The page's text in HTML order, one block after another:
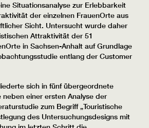
Situationsanalyse zur Erlebbarkeit
der einzelnen FrauenOrte aus
Sicht. Untersucht wurde daher
Attraktivität der 51
in Sachsen-Anhalt auf Grundlage
entlang der Customer
sich in fünf übergeordnete
einer ersten Analyse der
zum Begriff „Touristische
des Untersuchungsdesigns mit